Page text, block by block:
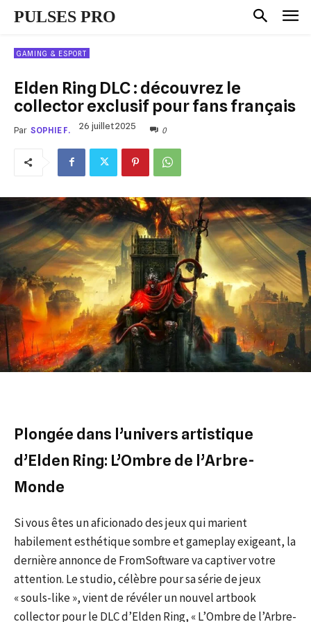
PULSES PRO
GAMING & ESPORT
Elden Ring DLC : découvrez le
collector exclusif pour fans français
Par SOPHIE F. 26 juillet 2025 0
Plongée dans l’univers artistique
d’Elden Ring: L’Ombre de l’Arbre-
Monde
Si vous êtes un aficionado des jeux qui marient
habilement esthétique sombre et gameplay exigeant, la
dernière annonce de FromSoftware va captiver votre
attention. Le studio, célèbre pour sa série de jeux
« souls-like », vient de révéler un nouvel artbook
collector pour le DLC d’Elden Ring, « L’Ombre de l’Arbre-